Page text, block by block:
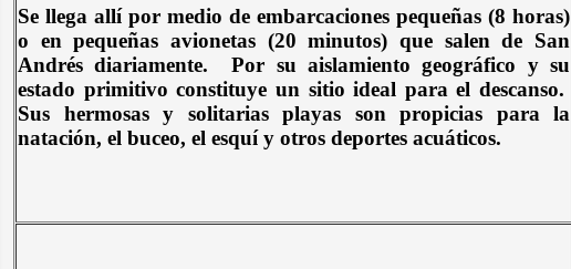
Se llega allí por medio de embarcaciones pequeñas (8 horas)
o en pequeñas avionetas (20 minutos) que salen de San
Andrés diariamente.
Por su aislamiento geográfico y su
estado primitivo constituye un sitio ideal para el descanso.
Sus hermosas y solitarias playas son propicias para la
natación, el buceo, el esquí y otros deportes acuáticos.